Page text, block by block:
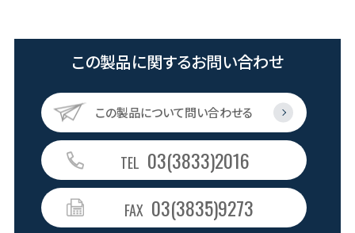
この製品に関するお問い合わせ
この製品について問い合わせる
TEL 03(3833)2016
FAX 03(3835)9273